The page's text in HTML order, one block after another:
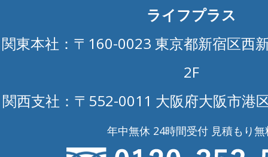
ライフプラス
関東本社：〒160-0023 東京都新宿区西
2F
関西支社：〒552-0011 大阪府大阪市港
年中無休 24時間受付 見積もり無